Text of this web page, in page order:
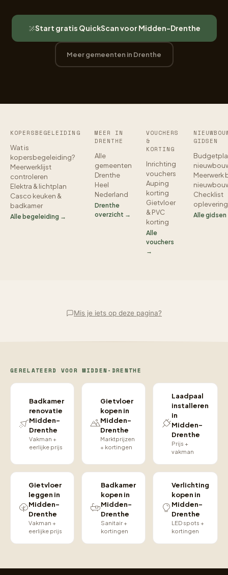
Start gratis QuickScan voor Midden-Drenthe
Meer gemeenten in Drenthe
KOPERSBEGELEIDING
Wat is
kopersbegeleiding?
Meerwerklijst
controleren
Elektra & lichtplan
Casco keuken &
badkamer
Alle begeleiding →
MEER IN
DRENTHE
Alle
gemeenten
Drenthe
Heel
Nederland
Drenthe
overzicht →
VOUCHERS
&
KORTING
Inrichting
vouchers
Auping
korting
Gietvloer
& PVC
korting
Alle
vouchers
→
GIDSEN
Meerwerk
Checklist
oplevering
Alle
Mis je iets op deze pagina?
GERELATEERD VOOR MIDDEN-DRENTHE
Badkamer
renovatie
Midden-
Drenthe
Vakman +
eerlijke prijs
Gietvloer
kopen in
Midden-
Drenthe
Marktprijzen
+ kortingen
Laadpaal
installeren
in
Midden-
Drenthe
Prijs +
vakman
Gietvloer
leggen in
Midden-
Drenthe
Vakman +
eerlijke prijs
Badkamer
kopen in
Midden-
Drenthe
Sanitair +
kortingen
Verlichting
kopen in
Midden-
Drenthe
LED spots +
kortingen